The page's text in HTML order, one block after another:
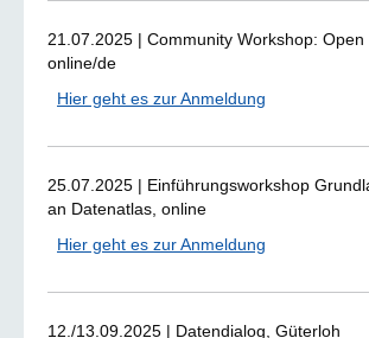
21.07.2025 | Community Workshop:
online/de
Hier geht es zur Anmeldung
25.07.2025 | Einführungsworkshop
an Datenatlas, online
Hier geht es zur Anmeldung
12./13.09.2025 | Datendialog, Güterloh